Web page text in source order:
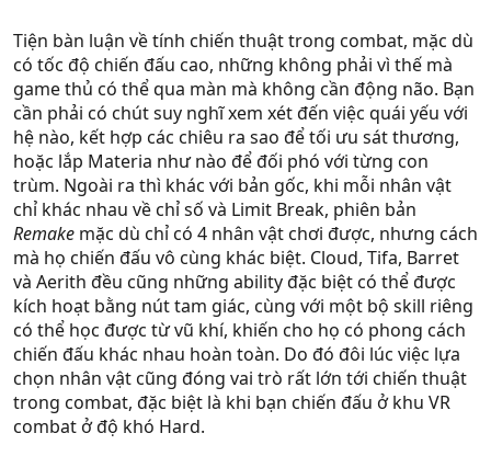
Tiện bàn luận về tính chiến thuật trong combat, mặc dù
có tốc độ chiến đấu cao, những không phải vì thế mà
game thủ có thể qua màn mà không cần động não. Bạn
cần phải có chút suy nghĩ xem xét đến việc quái yếu với
hệ nào, kết hợp các chiêu ra sao để tối ưu sát thương,
hoặc lắp Materia như nào để đối phó với từng con
trùm. Ngoài ra thì khác với bản gốc, khi mỗi nhân vật
chỉ khác nhau về chỉ số và Limit Break, phiên bản
Remake mặc dù chỉ có 4 nhân vật chơi được, nhưng cách
mà họ chiến đấu vô cùng khác biệt. Cloud, Tifa, Barret
và Aerith đều cũng những ability đặc biệt có thể được
kích hoạt bằng nút tam giác, cùng với một bộ skill riêng
có thể học được từ vũ khí, khiến cho họ có phong cách
chiến đấu khác nhau hoàn toàn. Do đó đôi lúc việc lựa
chọn nhân vật cũng đóng vai trò rất lớn tới chiến thuật
trong combat, đặc biệt là khi bạn chiến đấu ở khu VR
combat ở độ khó Hard.